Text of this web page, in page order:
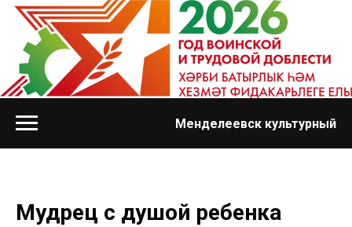
Менделеевск культурный
Мудрец с душой ребенка